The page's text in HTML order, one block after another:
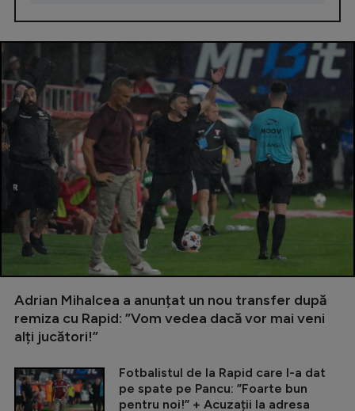
Adrian Mihalcea a anunțat un nou transfer după
remiza cu Rapid: ”Vom vedea dacă vor mai veni
alți jucători!”
Fotbalistul de la Rapid care l-a dat
pe spate pe Pancu: ”Foarte bun
pentru noi!” + Acuzații la adresa